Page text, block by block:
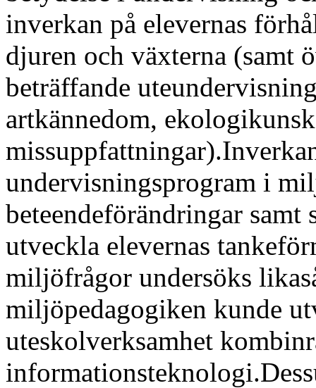
inverkan på elevernas
djuren och växterna (samt
beträffande
artkännedom,
undervisningsprogram i
beteendeförändringar samt
utveckla elevernas
miljöfrågor undersöks
miljöpedagogiken kunde
uteskolverksamhet